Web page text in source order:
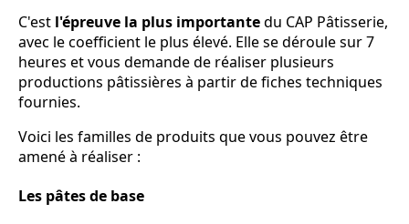
C'est l'épreuve la plus importantedu CAP Pâtisserie,
avec le coefficient le plus élevé. Elle se déroule sur 7
heures et vous demande de réaliser plusieurs
productions pâtissières à partir de fiches techniques
fournies.
Voici les familles de produits que vous pouvez être
amené à réaliser :
Les pâtes de base